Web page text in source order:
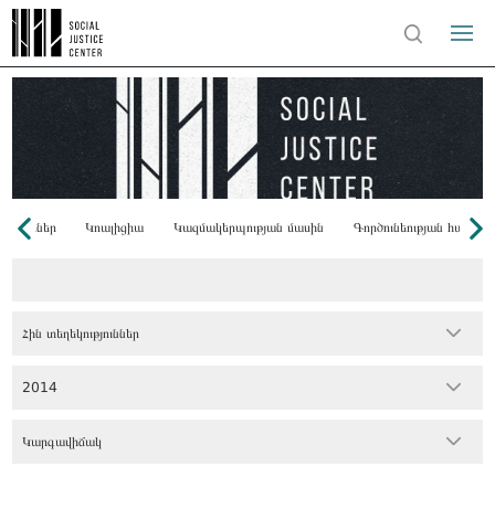
Կոալիցիա Կազմակերպության մասին Գործունեության
Հին տեղեկություններ
2014
Կարգավիճակ